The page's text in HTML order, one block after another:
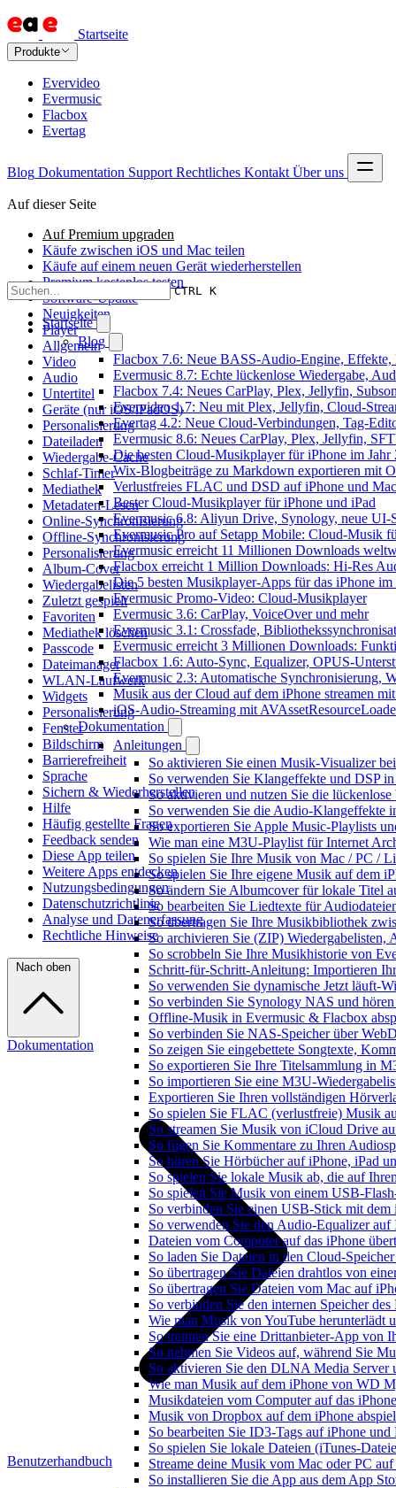
Startseite
Produkte
Evervideo
Evermusic
Flacbox
Evertag
Blog Dokumentation Support Rechtliches Kontakt Über uns
CTRL K
Startseite
Blog
Flacbox 7.6: Neue BASS-Audio-Engine,
Evermusic 8.7: Echte lückenlose Wiedergabe,
Flacbox 7.4: Neues CarPlay, Plex, Jellyfin,
Evervideo 1.7: Neu mit Plex, Jellyfin, Cloud-
Evertag 4.2: Neue Cloud-Verbindungen, Tag-
Evermusic 8.6: Neues CarPlay, Plex, Jellyfin,
Die besten Cloud-Musikplayer für iPhone im Jahr
Wix-Blogbeiträge zu Markdown exportieren mit
Verlustfreies FLAC und DSD auf iPhone und
Bester Cloud-Musikplayer für iPhone und iPad
Evermusic 6.8: Aliyun Drive, Synology, neue UI-
Evermusic Pro auf Setapp Mobile: Cloud-Musik
Evermusic erreicht 11 Millionen Downloads
Flacbox erreicht 1 Million Downloads: Hi-Res
Die 5 besten Musikplayer-Apps für das iPhone im
Evermusic Promo-Video: Cloud-Musikplayer
Evermusic 3.6: CarPlay, VoiceOver und mehr
Evermusic 3.1: Crossfade,
Evermusic erreicht 3 Millionen Downloads:
Flacbox 1.6: Auto-Sync, Equalizer, OPUS-
Evermusic 2.3: Automatische Synchronisierung,
Musik aus der Cloud auf dem iPhone streamen
iOS-Audio-Streaming mit
Dokumentation
Anleitungen
So aktivieren Sie einen Musik-Visualizer
So verwenden Sie Klangeffekte und DSP
So aktivieren und nutzen Sie die
So verwenden Sie die Audio-Klangeffekte
So exportieren Sie Apple Music-Playlists
Wie man eine M3U-Playlist für Internet
So spielen Sie Ihre Musik von Mac / PC /
So spielen Sie Ihre eigene Musik auf dem
So ändern Sie Albumcover für lokale Titel
So bearbeiten Sie Liedtexte für
So übertragen Sie Ihre Musikbibliothek
So archivieren Sie (ZIP) Wiedergabelisten,
So scrobbeln Sie Ihre Musikhistorie von
Schritt-für-Schritt-Anleitung: Importieren
So verwenden Sie dynamische Jetzt läuft-
So verbinden Sie Synology NAS und
Offline-Musik in Evermusic & Flacbox
So verbinden Sie NAS-Speicher über
So zeigen Sie eingebettete Songtexte,
So exportieren Sie Ihre Titelsammlung in
So importieren Sie eine M3U-
Exportieren Sie Ihren vollständigen
So spielen Sie FLAC (verlustfreie) Musik
So streamen Sie Musik von iCloud Drive
So fügen Sie Kommentare zu Ihren
So hören Sie Hörbücher auf iPhone, iPad
So spielen Sie lokale Musik ab, die auf
So spielen Sie Musik von einem USB-
So verbinden Sie einen USB-Stick mit
So verwenden Sie den Audio-Equalizer
Dateien vom Computer auf das iPhone
So laden Sie Dateien in den Cloud-
So übertragen Sie Dateien drahtlos von
So übertragen Sie Dateien vom Mac auf
So verbinden Sie den internen Speicher
Wie man Musik von YouTube herunterlädt
So trennen Sie eine Drittanbieter-App von
So nehmen Sie Videos auf, während Sie
So aktivieren Sie den DLNA Media Server
Wie man Musik auf dem iPhone von WD
Musikdateien vom Computer auf das
Musik von Dropbox auf dem iPhone
So bearbeiten Sie ID3-Tags auf iPhone und
So spielen Sie lokale Dateien (iTunes-
Streame deine Musik vom Mac oder PC
So installieren Sie die App aus dem App
Auf dieser Seite
Auf Premium upgraden
Käufe zwischen iOS und Mac teilen
Käufe auf einem neuen Gerät wiederherstellen
Premium kostenlos testen
Software-Update
Neuigkeiten
Player
Allgemein
Video
Audio
Untertitel
Geräte (nur iOS/iPadOS)
Personalisierung
Dateiladen
Wiedergabe-Cache
Schlaf-Timer
Mediathek
Metadaten-Lesen
Online-Synchronisierung
Offline-Synchronisierung
Personalisierung
Album-Cover
Wiedergabelisten
Zuletzt gespielt
Favoriten
Mediathek löschen
Passcode
Dateimanager
WLAN-Laufwerk
Widgets
Personalisierung
Fenster
Bildschirm
Barrierefreiheit
Sprache
Sichern & Wiederherstellen
Hilfe
Häufig gestellte Fragen
Feedback senden
Diese App teilen
Weitere Apps entdecken
Nutzungsbedingungen
Datenschutzrichtlinie
Analyse und Datenerfassung
Rechtliche Hinweise
Nach oben
Dokumentation
Benutzerhandbuch